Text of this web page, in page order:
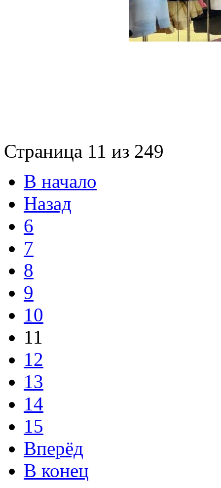
Страница 11 из 249
В начало
Назад
6
7
8
9
10
11
12
13
14
15
Вперёд
В конец